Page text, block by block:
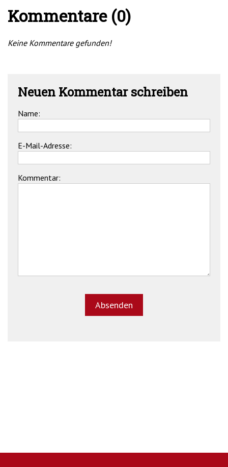
Kommentare (0)
Keine Kommentare gefunden!
Neuen Kommentar schreiben
Name:
E-Mail-Adresse:
Kommentar: